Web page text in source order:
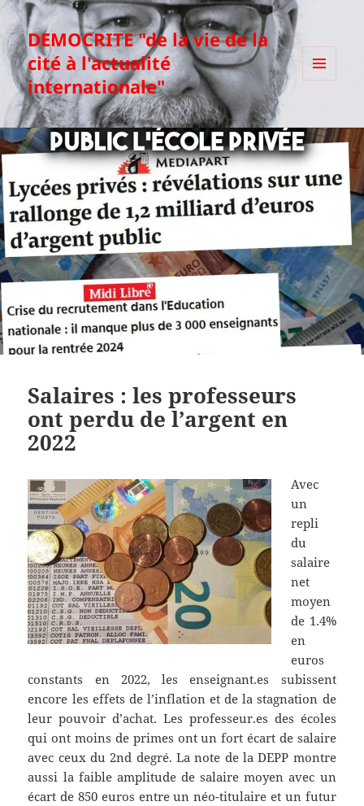
DEMOCRITE "de la vie de la
cité à l'actualité
internationale"
Salaires : les professeurs
ont perdu de l’argent en
2022
Avec
un
repli
du
salaire
net
moyen
de 1.4%
en
euros
constants en 2022, les enseignant.es subissent
encore les effets de l’inflation et de la stagnation de
leur pouvoir d’achat. Les professeur.es des écoles
qui ont moins de primes ont un fort écart de salaire
avec ceux du 2nd degré. La note de la DEPP montre
aussi la faible amplitude de salaire moyen avec un
écart de 850 euros entre un néo-titulaire et un futur